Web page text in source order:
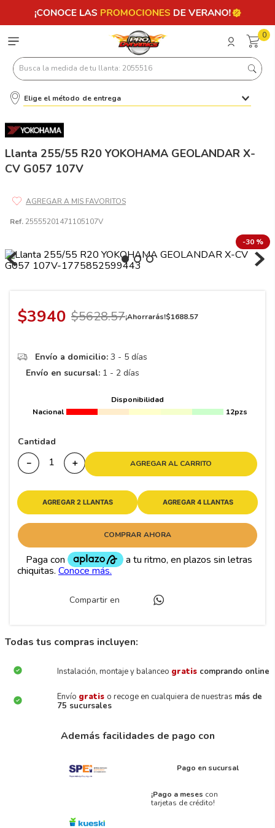
0
Busca la medida de tu llanta: 2055516
Elige el método de entrega
Llanta 255/55 R20 YOKOHAMA GEOLANDAR X-
CV G057 107V
Ref. 25555201471105107V
-30 %
$3940 $5628.57¡Ahorrarás!$1688.57
Envío a domicilio: 3 - 5 días
Envío en sucursal: 1 - 2 días
Disponibilidad
Nacional
12pzs
Cantidad
＋
－ AGREGAR AL CARRITO
AGREGAR 2 LLANTAS AGREGAR 4 LLANTAS
COMPRAR AHORA
Compartir en
Todas tus compras incluyen:
Instalación, montaje y balanceo gratis comprando online
Envío gratis o recoge en cualquiera de nuestras más de
75 sucursales
Además facilidades de pago con
Pago en sucursal
¡Pago a meses con
tarjetas de crédito!
Términos más buscados
7.245
10.
175